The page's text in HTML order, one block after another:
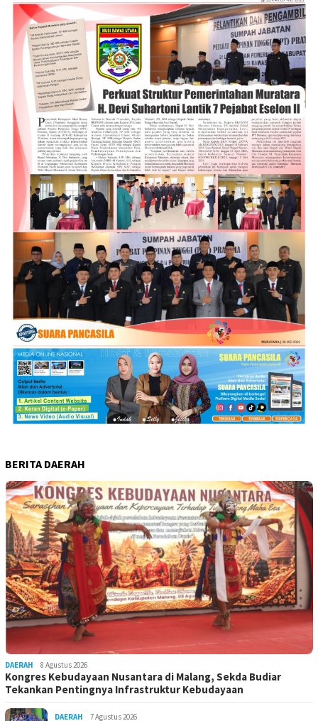
BERITA DAERAH
DAERAH 8 Agustus 2026
Kongres Kebudayaan Nusantara di Malang, Sekda Budiar
Tekankan Pentingnya Infrastruktur Kebudayaan
DAERAH 7 Agustus 2026